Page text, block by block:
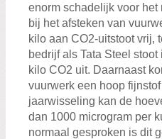
enorm schadelijk voor
bij het afsteken van
kilo aan CO2-uitstoot vrij,
bedrijf als Tata Steel
kilo CO2 uit. Daarnaast
vuurwerk een hoop
jaarwisseling kan de
dan 1000 microgram per
normaal gesproken is dit